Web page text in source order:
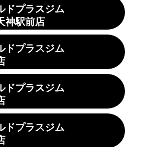
ドプラスジム
神駅前店
ドプラスジム
ドプラスジム
ドプラスジム